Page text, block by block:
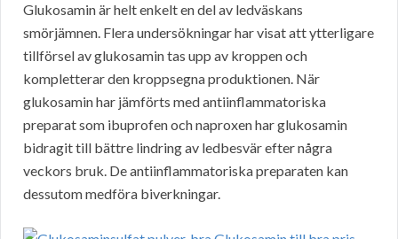
Glukosamin är helt enkelt en del av ledväskans
smörjämnen. Flera undersökningar har visat att ytterligare
tillförsel av glukosamin tas upp av kroppen och
kompletterar den kroppsegna produktionen. När
glukosamin har jämförts med antiinflammatoriska
preparat som ibuprofen och naproxen har glukosamin
bidragit till bättre lindring av ledbesvär efter några
veckors bruk. De antiinflammatoriska preparaten kan
dessutom medföra biverkningar.